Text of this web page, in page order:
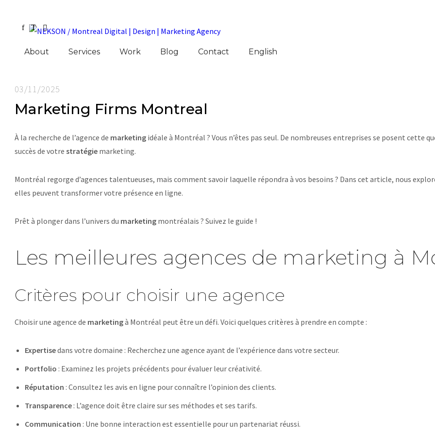
About Services Work Blog Contact English
03/11/2025
Marketing Firms Montreal
À la recherche de l’agence de marketing idéale à Montréal ? Vous n’êtes pas seul. De nombreuses entreprises se posent cette
succès de votre stratégie marketing.
Montréal regorge d’agences talentueuses, mais comment savoir laquelle répondra à vos besoins ? Dans cet article, nous
elles peuvent transformer votre présence en ligne.
Prêt à plonger dans l’univers du marketing montréalais ? Suivez le guide !
Les meilleures agences de marketing à
Critères pour choisir une agence
Choisir une agence de marketingà Montréal peut être un défi. Voici quelques critères à prendre en compte :
Expertisedans votre domaine : Recherchez une agence ayant de l’expérience dans votre secteur.
Portfolio : Examinez les projets précédents pour évaluer leur créativité.
Réputation : Consultez les avis en ligne pour connaître l’opinion des clients.
Transparence: L’agence doit être claire sur ses méthodes et ses tarifs.
Communication : Une bonne interaction est essentielle pour un partenariat réussi.